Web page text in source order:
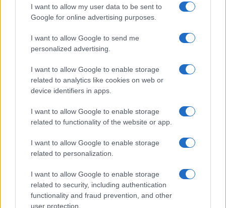
I want to allow my user data to be sent to
Google for online advertising purposes.
I want to allow Google to send me
personalized advertising.
I want to allow Google to enable storage
related to analytics like cookies on web or
device identifiers in apps.
I want to allow Google to enable storage
related to functionality of the website or app.
I want to allow Google to enable storage
related to personalization.
I want to allow Google to enable storage
related to security, including authentication
functionality and fraud prevention, and other
user protection.
1. Costi vs. Benefici: Sovrastimare l’impatto della
CO₂ potrebbe portare a politiche eccessivamente
aggressive e costose (ad esempio, il prezzo di 75
trilioni di dollari menzionato da Janet Yellen) che
producono riduzioni minime della temperatura
(fino a 0,1-0,2°C entro il 2100, come abbiamo
discusso).
favoriscono le energie rinnovabili intermittenti
rispetto a opzioni più affidabili e prive di
emissioni di carbonio come l’energia nucleare
potrebbero essere meno giustificate se l’urgenza è
sopravvalutata.
3. Impatto economico e sociale: l’onere finanziario
per gli individui e le nazioni potrebbe essere